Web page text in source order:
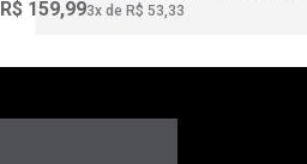
R$ 159,993‌x de R$ 53,33